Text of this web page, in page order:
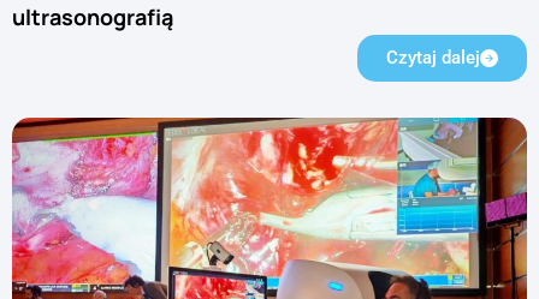
ultrasonografią
Czytaj dalej